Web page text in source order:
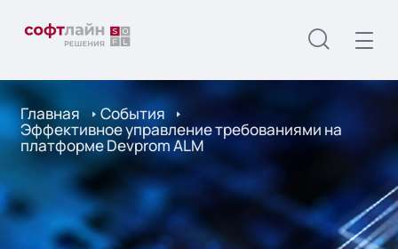
Главная События
Эффективное управление требованиями на
платформе Devprom ALM